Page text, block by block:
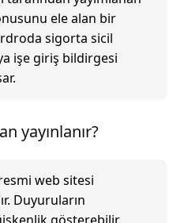
ele alan bir
sigorta sicil
işe giriş bildirgesi
yayınlanır?
web sitesi
Duyuruların